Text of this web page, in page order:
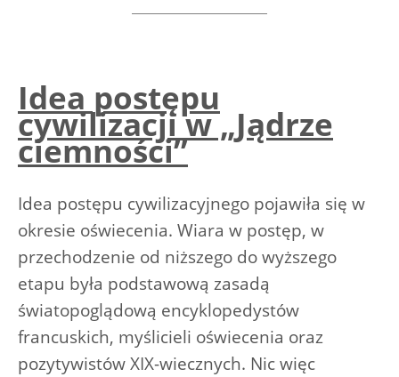
Idea postępu
cywilizacji w „Jądrze
ciemności”
Idea postępu cywilizacyjnego pojawiła się w
okresie oświecenia. Wiara w postęp, w
przechodzenie od niższego do wyższego
etapu była podstawową zasadą
światopoglądową encyklopedystów
francuskich, myślicieli oświecenia oraz
pozytywistów XIX-wiecznych. Nic więc